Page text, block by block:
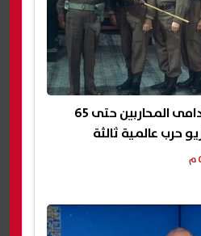
بريطانيا تستدعي قدامى المحاربين حتى 65
حرب عالمية ثالثة